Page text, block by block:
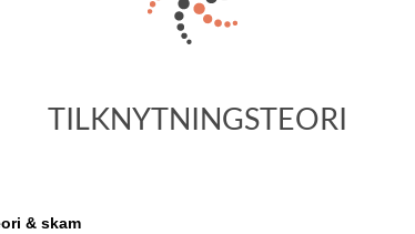
TILKNYTNINGSTEORI
& skam